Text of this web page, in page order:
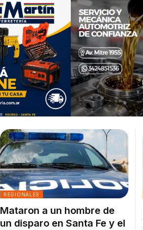
REGIONALES
Mataron a un hombre de
un disparo en Santa Fe y el